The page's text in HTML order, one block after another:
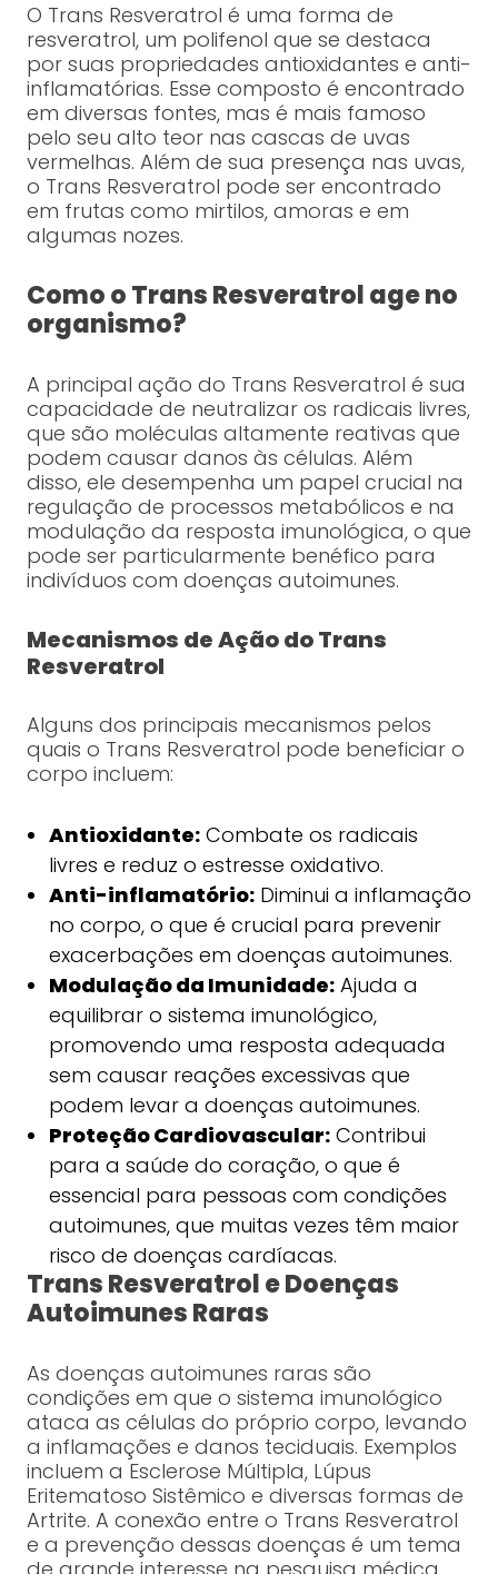
O Trans Resveratrol é uma forma de
resveratrol, um polifenol que se destaca
por suas propriedades antioxidantes e anti-
inflamatórias. Esse composto é encontrado
em diversas fontes, mas é mais famoso
pelo seu alto teor nas cascas de uvas
vermelhas. Além de sua presença nas uvas,
o Trans Resveratrol pode ser encontrado
em frutas como mirtilos, amoras e em
algumas nozes.
Como o Trans Resveratrol age no
organismo?
A principal ação do Trans Resveratrol é sua
capacidade de neutralizar os radicais livres,
que são moléculas altamente reativas que
podem causar danos às células. Além
disso, ele desempenha um papel crucial na
regulação de processos metabólicos e na
modulação da resposta imunológica, o que
pode ser particularmente benéfico para
indivíduos com doenças autoimunes.
Mecanismos de Ação do Trans
Resveratrol
Alguns dos principais mecanismos pelos
quais o Trans Resveratrol pode beneficiar o
corpo incluem:
Antioxidante:Combate os radicais
livres e reduz o estresse oxidativo.
Anti-inflamatório:Diminui a inflamação
no corpo, o que é crucial para prevenir
exacerbações em doenças autoimunes.
Modulação da Imunidade:Ajuda a
equilibrar o sistema imunológico,
promovendo uma resposta adequada
sem causar reações excessivas que
podem levar a doenças autoimunes.
Proteção Cardiovascular:Contribui
para a saúde do coração, o que é
essencial para pessoas com condições
autoimunes, que muitas vezes têm maior
risco de doenças cardíacas.
Trans Resveratrol e Doenças
Autoimunes Raras
As doenças autoimunes raras são
condições em que o sistema imunológico
ataca as células do próprio corpo, levando
a inflamações e danos teciduais. Exemplos
incluem a Esclerose Múltipla, Lúpus
Eritematoso Sistêmico e diversas formas de
Artrite. A conexão entre o Trans Resveratrol
e a prevenção dessas doenças é um tema